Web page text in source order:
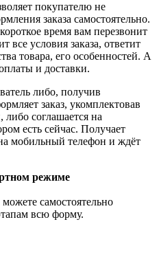
покупателю не
заказа самостоятельно.
время вам перезвонит
все условия заказа, ответит
товара, его особенностей. А
и доставки.
либо, получив
заказ, укомплектовав
соглашается на
есть сейчас. Получает
мобильный телефон и ждёт
режиме
самостоятельно
всю форму.